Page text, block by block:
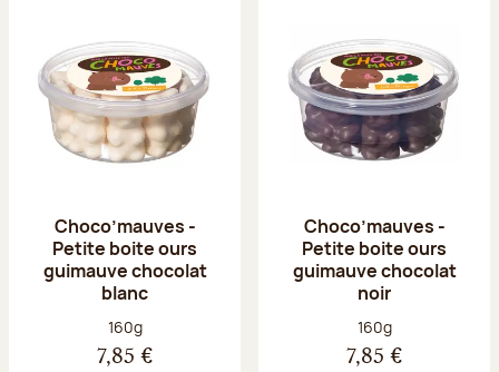
Choco’mauves -
Petite boite ours
guimauve chocolat
blanc
Poids net :
160g
7,85 €
Choco’mauves -
Petite boite ours
guimauve chocolat
noir
Poids net :
160g
7,85 €